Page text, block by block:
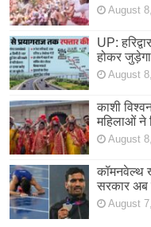
August
UP:
होकर जुड़ेगा
August
काशी
महिलाओं ने
August
कॉमनवेल्थ
सरकार अब
August